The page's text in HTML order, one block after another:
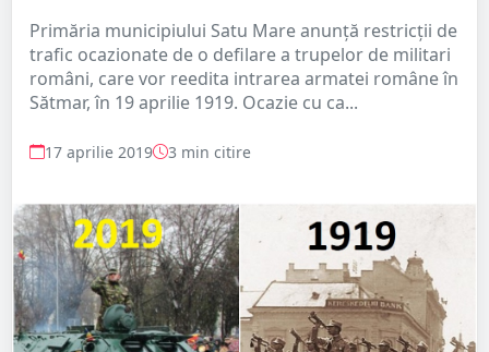
Primăria municipiului Satu Mare anunță restricții de
trafic ocazionate de o defilare a trupelor de militari
români, care vor reedita intrarea armatei române în
Sătmar, în 19 aprilie 1919. Ocazie cu ca...
17 aprilie 2019 3 min citire